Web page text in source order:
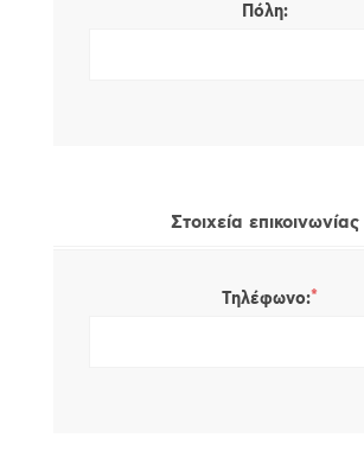
Πόλη:
Στοιχεία επικοινωνίας
Τηλέφωνο:*